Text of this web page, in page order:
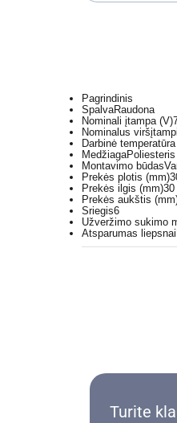
Pagrindinis
SpalvaRaudona
Nominali įtampa (V)
Nominalus
Darbinė temperatūra
Medžiaga
Montavimo būdas
Prekės plotis (mm)
Prekės ilgis (mm)30
Prekės aukštis
Sriegis6
Užveržimo sukimo
Atsparumas liepsnai
Turite